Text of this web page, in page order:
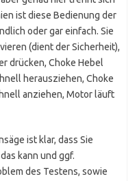
ist diese Bedienung der
oder gar einfach. Sie
(dient der Sicherheit),
drücken, Choke Hebel
herausziehen, Choke
anziehen, Motor läuft
ist klar, dass Sie
kann und ggf.
des Testens, sowie